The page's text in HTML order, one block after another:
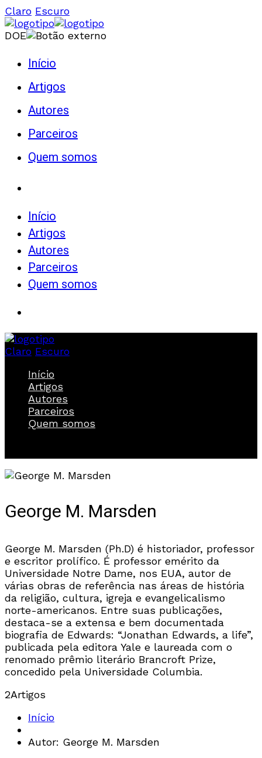
Claro Escuro
DOE
Início
Artigos
Autores
Parceiros
Quem somos
Início
Artigos
Autores
Parceiros
Quem somos
Claro Escuro
Início
Artigos
Autores
Parceiros
Quem somos
George M. Marsden
George M. Marsden (Ph.D) é historiador, professor
e escritor prolífico. É professor emérito da
Universidade Notre Dame, nos EUA, autor de
várias obras de referência nas áreas de história
da religião, cultura, igreja e evangelicalismo
norte-americanos. Entre suas publicações,
destaca-se a extensa e bem documentada
biografia de Edwards: “Jonathan Edwards, a life”,
publicada pela editora Yale e laureada com o
renomado prêmio literário Brancroft Prize,
concedido pela Universidade Columbia.
2Artigos
Início
Autor: George M. Marsden